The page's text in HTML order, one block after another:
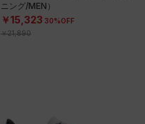
ニング/MEN）
￥15,323 30%OFF
￥21,890